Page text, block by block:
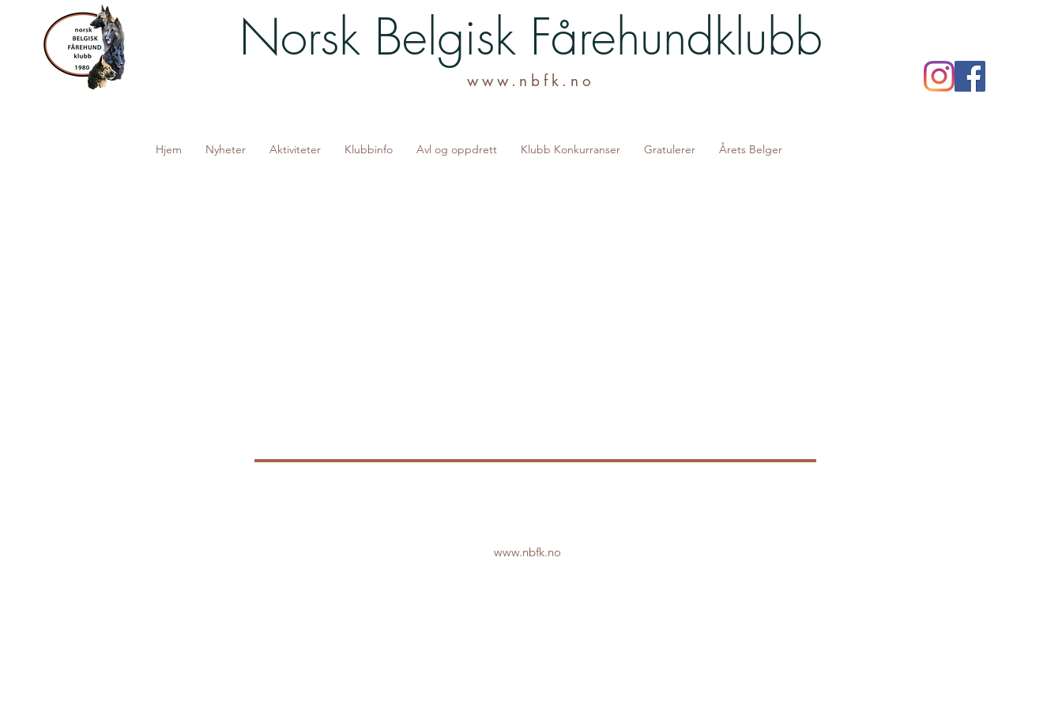
Norsk Belgisk Fårehundklubb
www.nbfk.no
Hjem Nyheter Aktiviteter Klubbinfo Avl og oppdrett Klubb Konkurranser Gratulerer Årets Belger
www.nbfk.no